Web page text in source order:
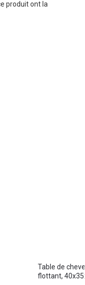
produit ont la
Table de
flottant,